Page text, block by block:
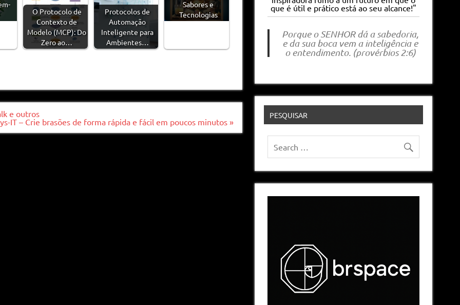
O Protocolo de
Contexto de
Modelo (MCP): Do
Zero ao…
Protocolos de
Automação
Inteligente para
Ambientes…
Sabores e
Tecnologias
e outros
IT – Crie brasões de forma rápida e fácil em poucos minutos »
que é útil e prático está ao seu alcance!"
Porque o SENHOR dá a sabedoria,
e da sua boca vem a inteligência e
o entendimento. (provérbios 2:6)
PESQUISAR